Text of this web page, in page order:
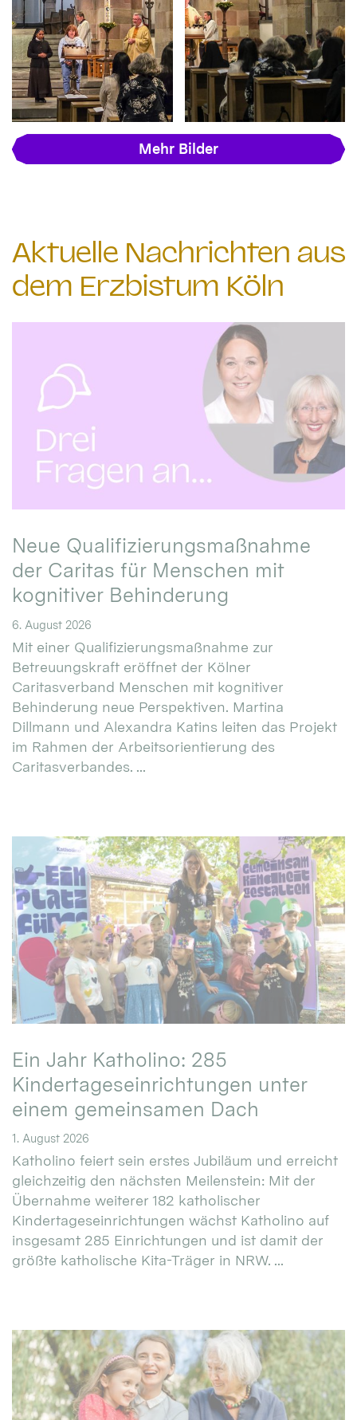
Mehr Bilder
Aktuelle Nachrichten aus
dem Erzbistum Köln
Neue Qualifizierungsmaßnahme
der Caritas für Menschen mit
kognitiver Behinderung
6. August 2026
Mit einer Qualifizierungsmaßnahme zur
Betreuungskraft eröffnet der Kölner
Caritasverband Menschen mit kognitiver
Behinderung neue Perspektiven. Martina
Dillmann und Alexandra Katins leiten das Projekt
im Rahmen der Arbeitsorientierung des
Caritasverbandes. ...
Ein Jahr Katholino: 285
Kindertageseinrichtungen unter
einem gemeinsamen Dach
1. August 2026
Katholino feiert sein erstes Jubiläum und erreicht
gleichzeitig den nächsten Meilenstein: Mit der
Übernahme weiterer 182 katholischer
Kindertageseinrichtungen wächst Katholino auf
insgesamt 285 Einrichtungen und ist damit der
größte katholische Kita-Träger in NRW. ...